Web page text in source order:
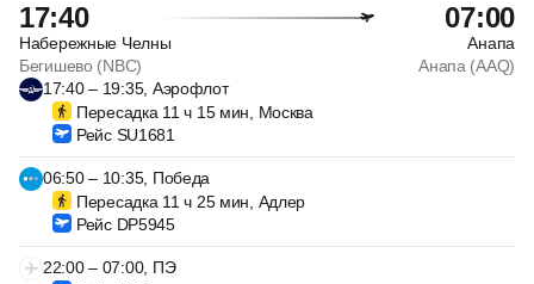
17:40 07:00
Набережные Челны
Анапа
Бегишево (NBC)
Анапа (AAQ)
17:40 – 19:35, Аэрофлот
Пересадка 11 ч 15 мин, Москва
Рейс SU1681
06:50 – 10:35, Победа
Пересадка 11 ч 25 мин, Адлер
Рейс DP5945
22:00 – 07:00, ПЭ